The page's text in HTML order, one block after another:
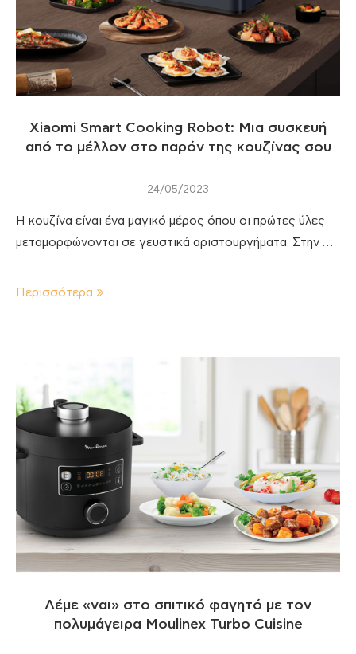
Xiaomi Smart Cooking Robot: Μια συσκευή
από το μέλλον στο παρόν της κουζίνας σου
24/05/2023
Η κουζίνα είναι ένα μαγικό μέρος όπου οι πρώτες ύλες
μεταμορφώνονται σε γευστικά αριστουργήματα. Στην …
Περισσότερα
Λέμε «ναι» στο σπιτικό φαγητό με τον
πολυμάγειρα Moulinex Turbo Cuisine